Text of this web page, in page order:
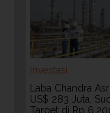
Investasi
Laba Chandra
US$ 283 Juta,
Target di Rp